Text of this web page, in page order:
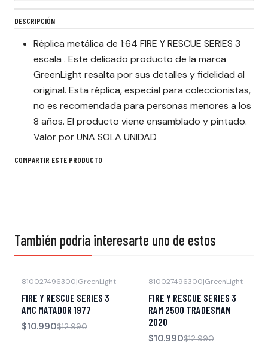
DESCRIPCIÓN
Réplica metálica de 1:64 FIRE Y RESCUE SERIES 3
escala . Este delicado producto de la marca
GreenLight resalta por sus detalles y fidelidad al
original. Esta réplica, especial para coleccionistas,
no es recomendada para personas menores a los
8 años. El producto viene ensamblado y pintado.
Valor por UNA SOLA UNIDAD
COMPARTIR ESTE PRODUCTO
También podría interesarte uno de estos
Agotado
810027496300|GreenLight
FIRE Y RESCUE SERIES 3
AMC MATADOR 1977
$10.990$12.990
Agotado
810027496300|GreenLight
FIRE Y RESCUE SERIES 3
RAM 2500 TRADESMAN
2020
$10.990$12.990